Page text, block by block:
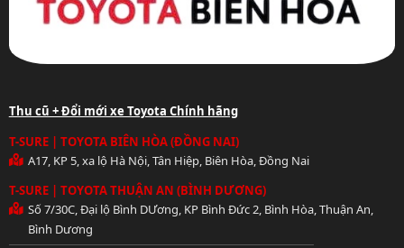
Thu cũ + Đổi mới xe Toyota Chính hãng
T-SURE | TOYOTA BIÊN HÒA (ĐỒNG NAI)
A17, KP 5, xa lộ Hà Nội, Tân Hiệp, Biên Hòa, Đồng Nai
T-SURE | TOYOTA THUẬN AN (BÌNH DƯƠNG)
Số 7/30C, Đại lộ Bình DƯơng, KP Bình Đức 2, Bình Hòa, Thuận An,
Bình Dương